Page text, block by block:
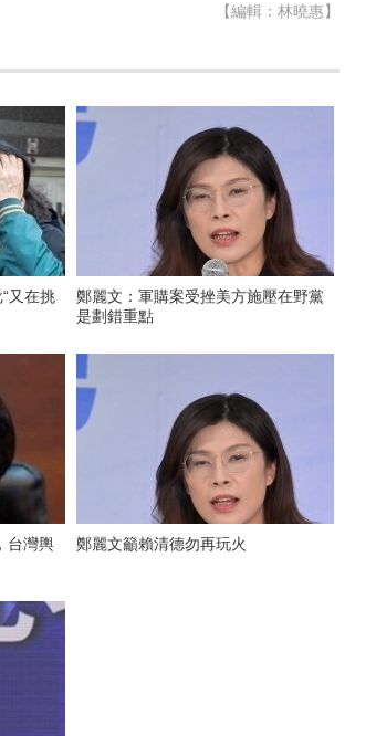
【編輯：林曉惠】
又在挑
鄭麗文：軍購案受挫美方施壓在野黨
是劃錯重點
台灣輿
鄭麗文籲賴清德勿再玩火